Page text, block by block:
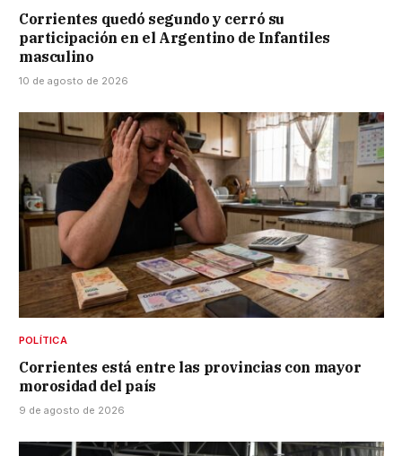
Corrientes quedó segundo y cerró su
participación en el Argentino de Infantiles
masculino
10 de agosto de 2026
POLÍTICA
Corrientes está entre las provincias con mayor
morosidad del país
9 de agosto de 2026